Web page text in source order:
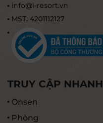
info@i-resort.vn
MST: 4201112127
TRUY CẬP NHANH
Onsen
Phòng